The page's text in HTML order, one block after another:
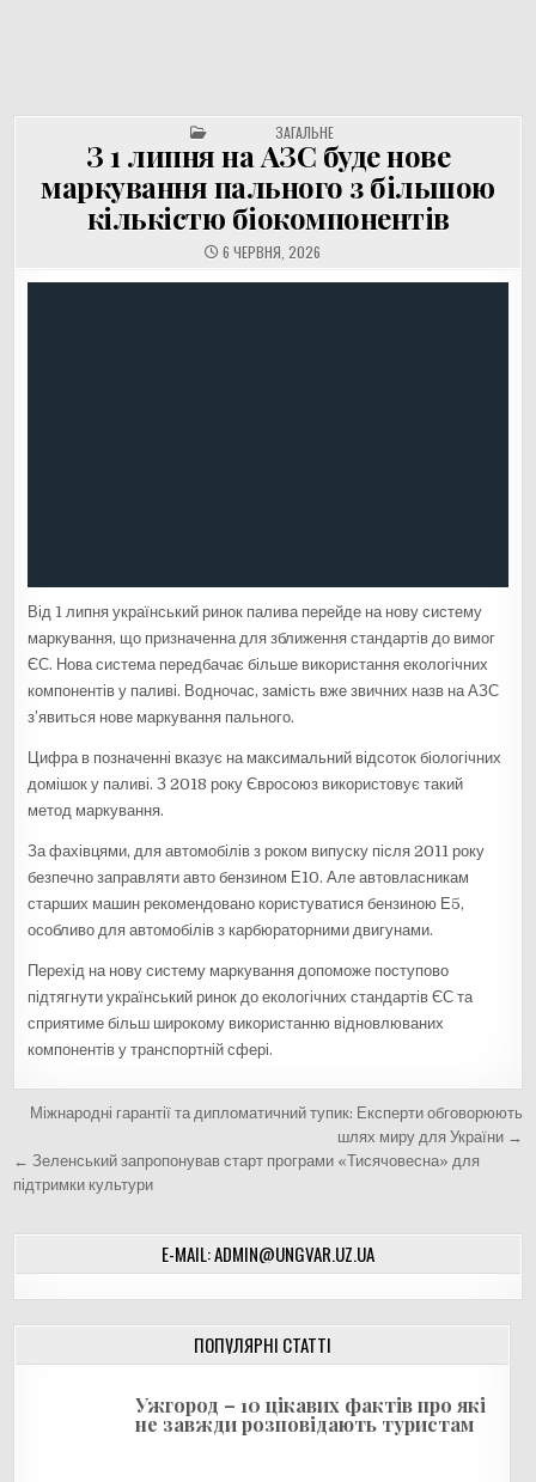
POSTED INЗАГАЛЬНЕ
З 1 липня на АЗС буде нове
маркування пального з більшою
кількістю біокомпонентів
6 ЧЕРВНЯ, 2026
Від 1 липня український ринок палива перейде на нову систему
маркування, що призначенна для зближення стандартів до вимог
ЄС. Нова система передбачає більше використання екологічних
компонентів у паливі. Водночас, замість вже звичних назв на АЗС
з’явиться нове маркування пального.
Цифра в позначенні вказує на максимальний відсоток біологічних
домішок у паливі. З 2018 року Євросоюз використовує такий
метод маркування.
За фахівцями, для автомобілів з роком випуску після 2011 року
безпечно заправляти авто бензином Е10. Але автовласникам
старших машин рекомендовано користуватися бензиною Е5,
особливо для автомобілів з карбюраторними двигунами.
Перехід на нову систему маркування допоможе поступово
підтягнути український ринок до екологічних стандартів ЄС та
сприятиме більш широкому використанню відновлюваних
компонентів у транспортній сфері.
Н
в
а
ц
Міжнародні гарантії та дипломатичний тупик: Експерти обговорюють
шлях миру для України →
← Зеленський запропонував старт програми «Тисячовесна» для
підтримки культури
E-MAIL: ADMIN@UNGVAR.UZ.UA
ПОПУЛЯРНІ СТАТТІ
Ужгород – 10 цікавих фактів про які
не завжди розповідають туристам